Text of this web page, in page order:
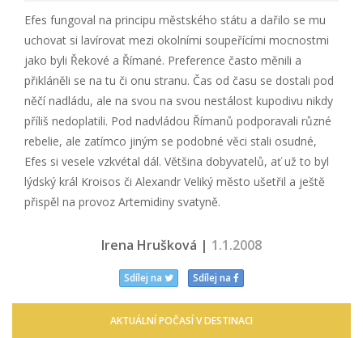
Efes fungoval na principu městského státu a dařilo se mu
uchovat si lavírovat mezi okolními soupeřícími mocnostmi
jako byli Řekové a Římané. Preference často měnili a
přikláněli se na tu či onu stranu. Čas od času se dostali pod
něčí nadládu, ale na svou na svou nestálost kupodivu nikdy
příliš nedoplatili. Pod nadvládou Římanů podporavali různé
rebelie, ale zatímco jiným se podobné věci stali osudné,
Efes si vesele vzkvétal dál. Většina dobyvatelů, ať už to byl
lýdský král Kroisos či Alexandr Veliký město ušetřil a ještě
přispěl na provoz Artemidiny svatyně.
Irena Hrušková | 1.1.2008
Sdílej na Sdílej na
AKTUÁLNÍ POČASÍ V DESTINACI